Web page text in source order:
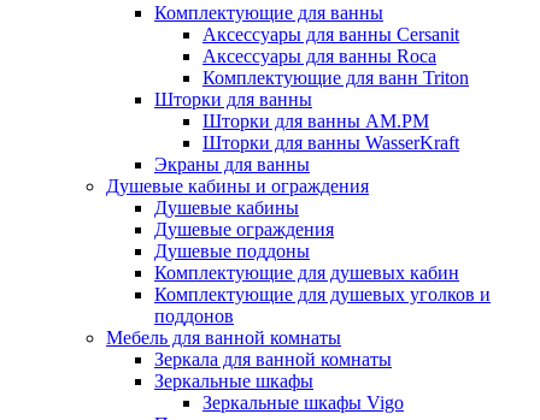
Комплектующие для ванны
Аксессуары для ванны Cersanit
Аксессуары для ванны Roca
Комплектующие для ванн Triton
Шторки для ванны
Шторки для ванны AM.PM
Шторки для ванны WasserKraft
Экраны для ванны
Душевые кабины и ограждения
Душевые кабины
Душевые ограждения
Душевые поддоны
Комплектующие для душевых кабин
Комплектующие для душевых уголков и
поддонов
Мебель для ванной комнаты
Зеркала для ванной комнаты
Зеркальные шкафы
Зеркальные шкафы Vigo